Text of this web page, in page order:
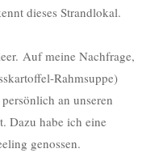
dieses Strandlokal.
Auf meine Nachfrage,
Rahmsuppe)
an unseren
Dazu habe ich eine
genossen.